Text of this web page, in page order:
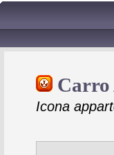
Carro
Icona